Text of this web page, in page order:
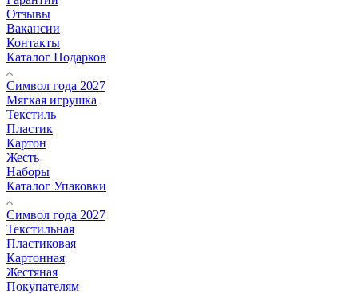
Отзывы
Вакансии
Контакты
Каталог Подарков
Символ года 2027
Мягкая игрушка
Текстиль
Пластик
Картон
Жесть
Наборы
Каталог Упаковки
Символ года 2027
Текстильная
Пластиковая
Картонная
Жестяная
Покупателям